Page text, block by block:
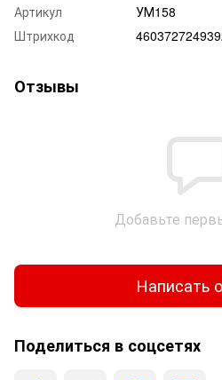
Артикул
УМ158
Штрихкод
Отзывы
Добавьте
Написать
Поделиться в соцсетях